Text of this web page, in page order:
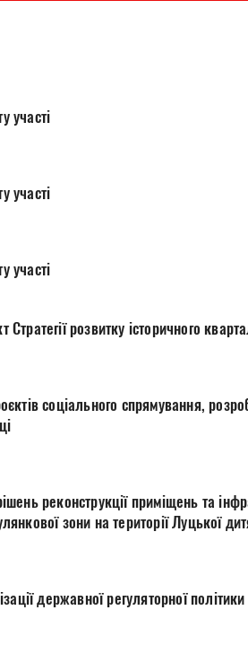
участі
участі
участі
Протокол громадських слухань на тему: «Про проєкт
реконструкції приміщень та
зони на території Луцької